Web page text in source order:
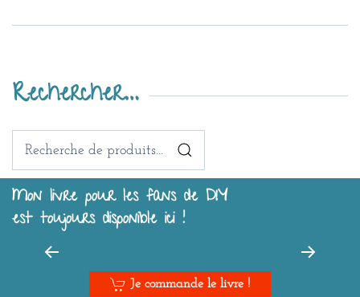
Rechercher…
Recherche
Mon livre pour les fans de DIY
est toujours disponible ici !
Je commande le livre !